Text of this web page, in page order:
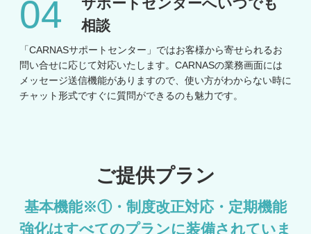
相談
「CARNASサポートセンター」ではお客様から寄せられるお
問い合せに応じて対応いたします。CARNASの業務画面には
メッセージ送信機能がありますので、使い方がわからない時に
チャット形式ですぐに質問ができるのも魅力です。
ご提供プラン
基本機能※①・制度改正対応・定期機能
強化はすべてのプランに装備されていま